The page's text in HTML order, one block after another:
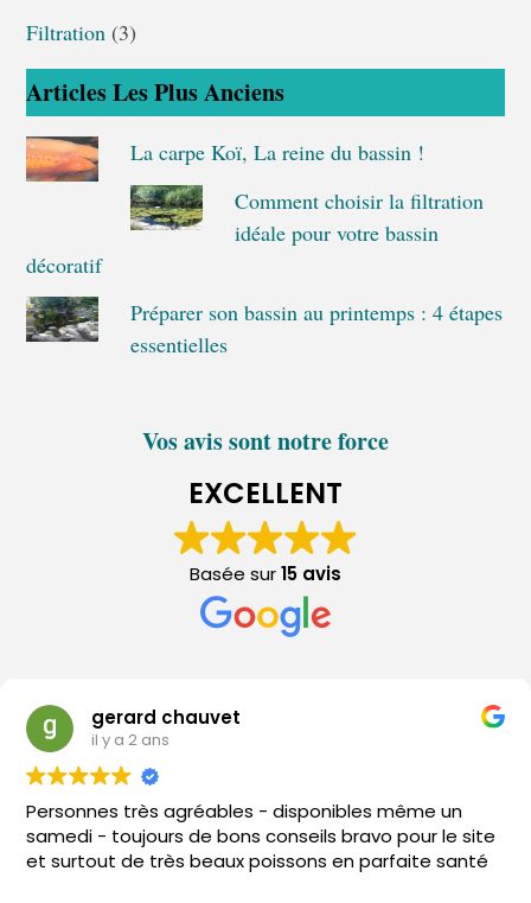
Filtration(3)
Articles Les Plus Anciens
La carpe Koï, La reine du bassin !
Comment choisir la filtration
idéale pour votre bassin
décoratif
Préparer son bassin au printemps : 4 étapes
essentielles
Vos avis sont notre force
EXCELLENT
Basée sur15 avis
gerard chauvet
il y a 2 ans
Personnes très agréables - disponibles même un
samedi - toujours de bons conseils bravo pour le site
et surtout de très beaux poissons en parfaite santé